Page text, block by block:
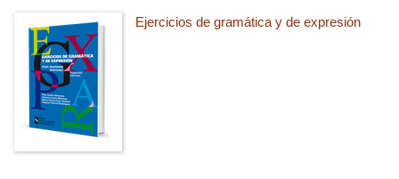
Ejercicios de gramática y de expresión